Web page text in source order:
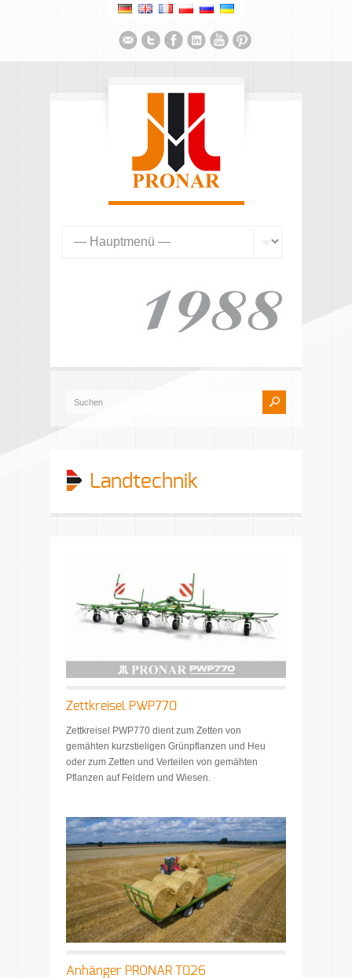
Landtechnik
Zettkreisel PWP770
Zettkreisel PWP770 dient zum Zetten von
gemähten kurzstieligen Grünpflanzen und Heu
oder zum Zetten und Verteilen von gemähten
Pflanzen auf Feldern und Wiesen.
Anhänger PRONAR T026